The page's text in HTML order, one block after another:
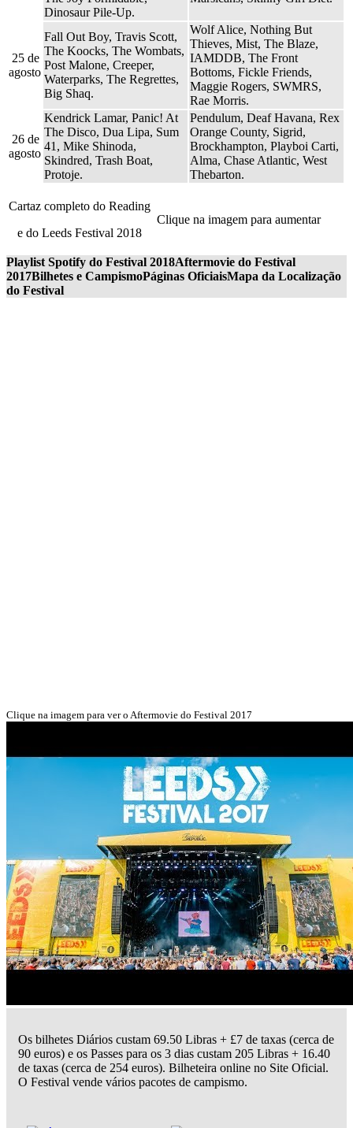
Dinosaur Pile-Up.
25 de
agosto
Fall Out Boy, Travis Scott,
The Koocks, The Wombats,
Post Malone, Creeper,
Waterparks, The Regrettes,
Big Shaq.
Wolf Alice, Nothing But
Thieves, Mist, The Blaze,
IAMDDB, The Front
Bottoms, Fickle Friends,
Maggie Rogers, SWMRS,
Rae Morris.
26 de
agosto
Kendrick Lamar, Panic! At
The Disco, Dua Lipa, Sum
41, Mike Shinoda,
Skindred, Trash Boat,
Protoje.
Pendulum, Deaf Havana, Rex
Orange County, Sigrid,
Brockhampton, Playboi Carti,
Alma, Chase Atlantic, West
Thebarton.
Cartaz completo do Reading
e do Leeds Festival 2018
Clique na imagem para aumentar
Playlist Spotify do Festival 2018Aftermovie do Festival
2017Bilhetes e CampismoPáginas OficiaisMapa da Localização
do Festival
Clique na imagem para ver o Aftermovie do Festival 2017
Os bilhetes Diários custam 69.50 Libras + £7 de taxas (cerca de
90 euros) e os Passes para os 3 dias custam 205 Libras + 16.40
de taxas (cerca de 254 euros). Bilheteira online no Site Oficial.
O Festival vende vários pacotes de campismo.